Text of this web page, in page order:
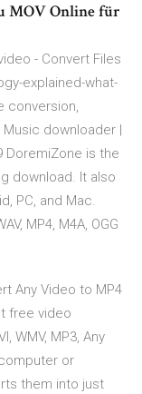
MOV Online für
- Convert Files
explained-what-
conversion,
downloader |
DoremiZone is the
download. It also
PC, and Mac.
MP4, M4A, OGG
Any Video to MP4
free video
WMV, MP3, Any
or
them into just